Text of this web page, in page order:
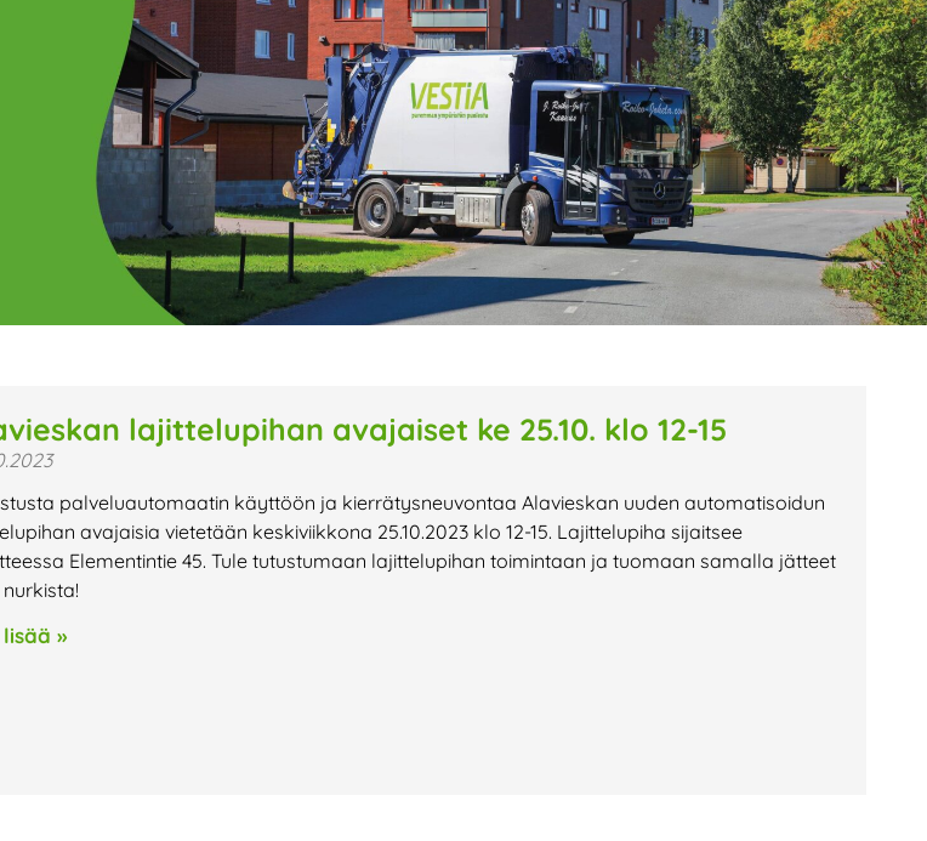
lajittelupihan avajaiset ke 25.10. klo 12-15
palveluautomaatin käyttöön ja kierrätysneuvontaa Alavieskan uuden automatisoidun
avajaisia vietetään keskiviikkona 25.10.2023 klo 12-15. Lajittelupiha sijaitsee
Elementintie 45. Tule tutustumaan lajittelupihan toimintaan ja tuomaan samalla jätteet
»